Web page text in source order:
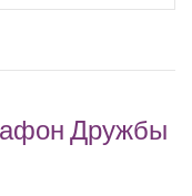
Дружбы